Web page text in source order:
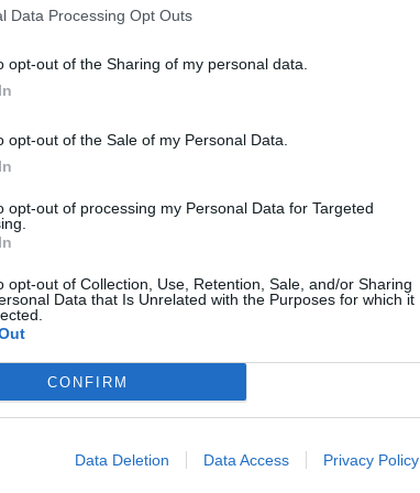
Data Processing Opt Outs
opt-out of the Sharing of my personal data.
opt-out of the Sale of my Personal Data.
opt-out of processing my Personal Data for Targeted
opt-out of Collection, Use, Retention, Sale, and/or Sharing
Data that Is Unrelated with the Purposes for which it
CONFIRM
Data Deletion Data Access Privacy Policy
D4 a zajistí lepší spojení s Prahou, Benešovem
jednu miliardu korun se rozdělí na dvě části. Stavební
kdy se plánuje záchranný archeologický průzkum
biotopu poblíž plánovaných ochranných valů, který
lze v rámci veřejné soutěže očekávat snížení
výrazné dopravní i environmentální zlepšení, přesto
na okolní obce klíčovým bodem další diskuse.